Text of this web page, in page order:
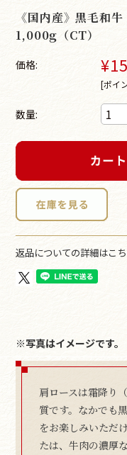
《国内産》黒毛和
1,000g（CT）
価格:
[ポイ
数量:
返品についての詳細はこ
※写真はイメージです。
肩ロースは霜降り
質です。なかでも
をお楽しみいただ
たは、牛肉の濃厚